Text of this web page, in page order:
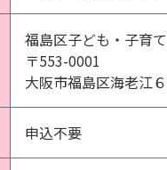
福島区子ども・子育
〒553-0001
大阪市福島区海老江
申込不要